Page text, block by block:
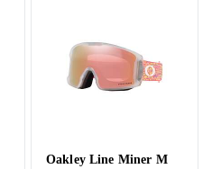
Oakley Line Miner M